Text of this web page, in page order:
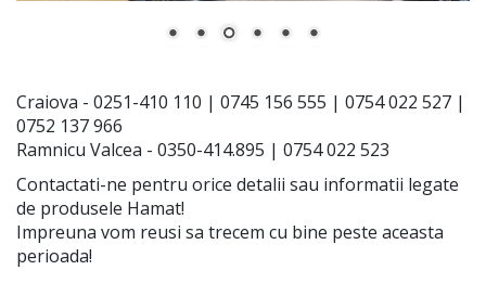
Craiova - 0251-410 110 | 0745 156 555 | 0754 022 527 |
0752 137 966
Ramnicu Valcea - 0350-414.895 | 0754 022 523
Contactati-ne pentru orice detalii sau informatii legate
de produsele Hamat!
Impreuna vom reusi sa trecem cu bine peste aceasta
perioada!